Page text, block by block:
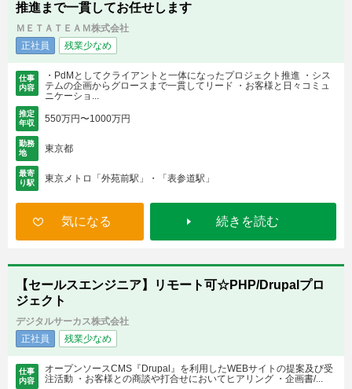
推進まで一貫してお任せします
ＭＥＴＡＴＥＡＭ株式会社
正社員
残業少なめ
仕事
内容
・PdMとしてクライアントと一体になったプロジェクト推進 ・シス
テムの企画からグロースまで一貫してリード ・お客様と日々コミュ
ニケーショ...
推定
年収
550万円〜1000万円
勤務
地
東京都
最寄
り駅
東京メトロ「外苑前駅」・「表参道駅」
気になる 続きを読む
【セールスエンジニア】リモート可☆PHP/Drupalプロ
ジェクト
デジタルサーカス株式会社
正社員
残業少なめ
仕事
内容
オープンソースCMS『Drupal』を利用したWEBサイトの提案及び受
注活動 ・お客様との商談や打合せにおいてヒアリング ・企画書/...